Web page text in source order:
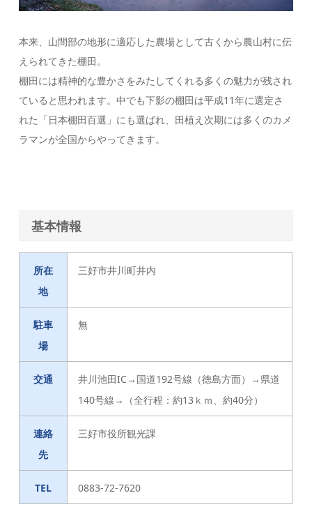
本来、山間部の地形に適応した農場として古くから農山村に伝
えられてきた棚田。
棚田には精神的な豊かさをみたしてくれる多くの魅力が残され
ていると思われます。中でも下影の棚田は平成11年に選定さ
れた「日本棚田百選」にも選ばれ、田植え次期には多くのカメ
ラマンが全国からやってきます。
基本情報
所在
地
三好市井川町井内
駐車
場
無
交通
井川池田IC→国道192号線（徳島方面）→県道
140号線→（全行程：約13ｋｍ、約40分）
連絡
先
三好市役所観光課
TEL 0883-72-7620